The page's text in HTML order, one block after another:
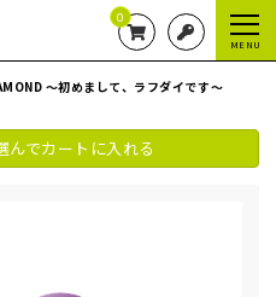
0
MENU
～初めまして、ラフダイです～
んでカートに入れる